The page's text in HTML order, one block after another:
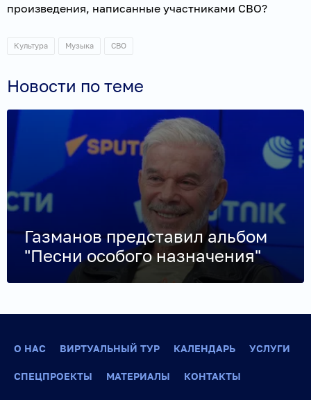
произведения, написанные участниками СВО?
Культура Музыка СВО
Новости по теме
Газманов представил альбом
"Песни особого назначения"
О НАС ВИРТУАЛЬНЫЙ ТУР КАЛЕНДАРЬ УСЛУГИ
СПЕЦПРОЕКТЫ МАТЕРИАЛЫ КОНТАКТЫ